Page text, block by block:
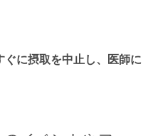
に摂取を中止し、医師に